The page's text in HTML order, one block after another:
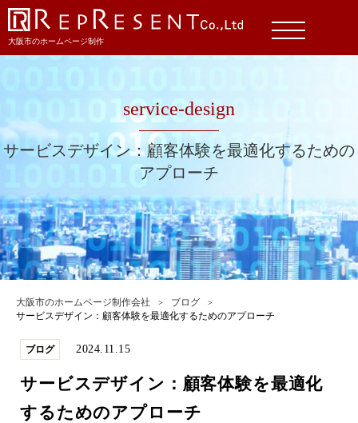
大阪市のホームページ制作
service-design
サービスデザイン：顧客体験を最適化するための
アプローチ
大阪市のホームページ制作会社
ブログ
サービスデザイン：顧客体験を最適化するためのアプローチ
ブログ 2024.11.15
サービスデザイン：顧客体験を最適化
するためのアプローチ